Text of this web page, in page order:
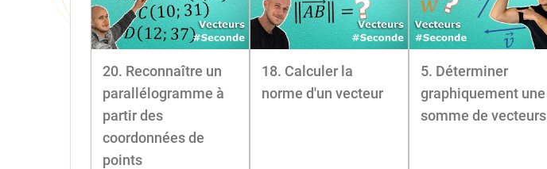
20. Reconnaître un
parallélogramme à
partir des
coordonnées de
points
18. Calculer la
norme d'un vecteur
5. Déterminer
graphiquement une
somme de vecteurs